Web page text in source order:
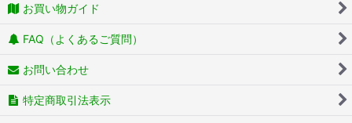
お買い物ガイド
FAQ（よくあるご質問）
お問い合わせ
特定商取引法表示